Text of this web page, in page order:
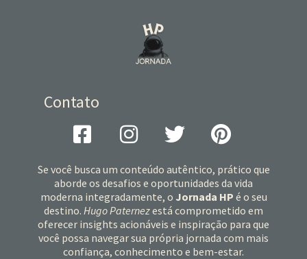
Contato
Se você busca um conteúdo autêntico, prático que
aborde os desafios e oportunidades da vida
moderna integradamente, o Jornada HP é o seu
destino. Hugo Paternezestá comprometido em
oferecer insights acionáveis e inspiração para que
você possa navegar sua própria jornada com mais
confiança, conhecimento e bem-estar.